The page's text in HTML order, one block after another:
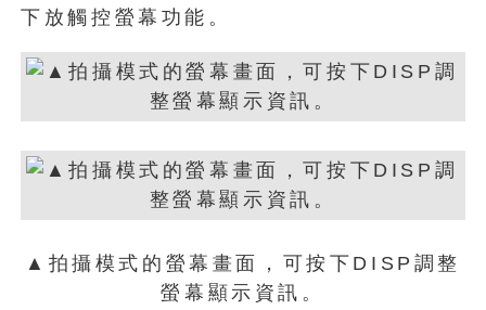
下放觸控螢幕功能。
▲拍攝模式的螢幕畫面，可按下DISP調整
螢幕顯示資訊。